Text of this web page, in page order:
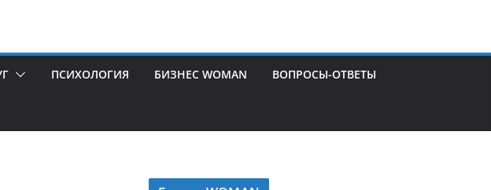
ПСИХОЛОГИЯ БИЗНЕС WOMAN ВОПРОСЫ-ОТВЕТЫ